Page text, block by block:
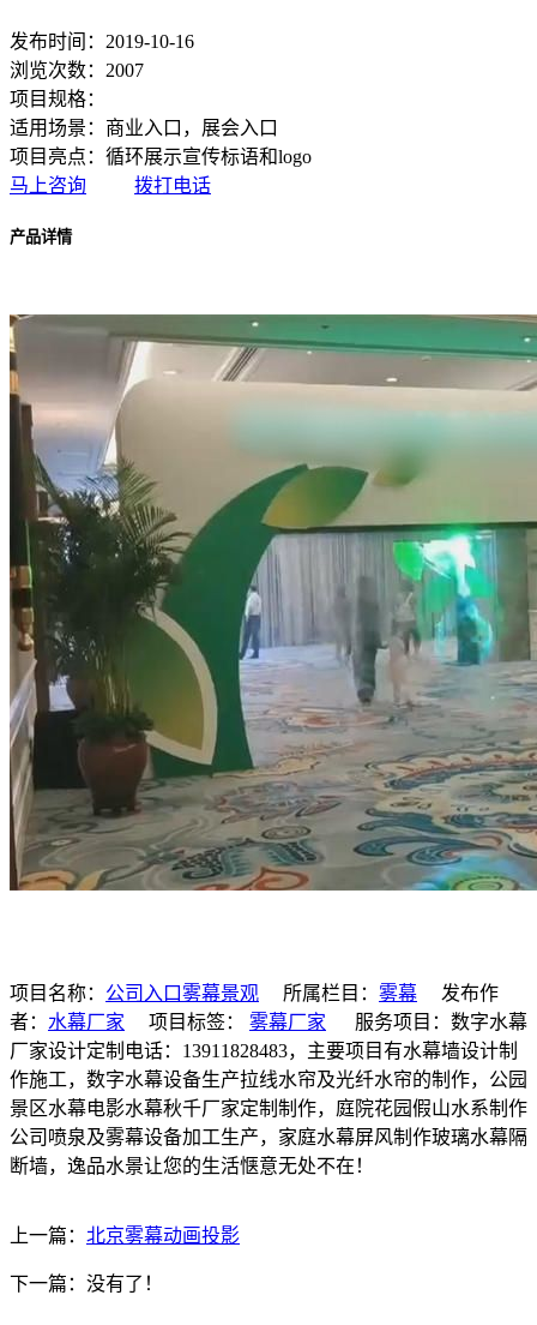
发布时间：2019-10-16
浏览次数：2007
项目规格：
适用场景：商业入口，展会入口
项目亮点：循环展示宣传标语和logo
马上咨询
拨打电话
产品详情
项目名称： 公司入口雾幕景观 所属栏目： 雾幕 发布作
者： 水幕厂家 项目标签： 雾幕厂家 服务项目：数字水幕
厂家设计定制电话：13911828483，主要项目有水幕墙设计制
作施工，数字水幕设备生产拉线水帘及光纤水帘的制作，公园
景区水幕电影水幕秋千厂家定制制作，庭院花园假山水系制作
公司喷泉及雾幕设备加工生产，家庭水幕屏风制作玻璃水幕隔
断墙，逸品水景让您的生活惬意无处不在！
上一篇： 北京雾幕动画投影
下一篇：没有了！